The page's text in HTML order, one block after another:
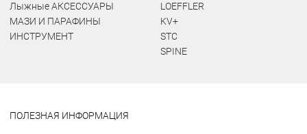
Лыжные АКСЕССУАРЫ
МАЗИ И ПАРАФИНЫ
ИНСТРУМЕНТ
LOEFFLER
KV+
STC
SPINE
ПОЛЕЗНАЯ ИНФОРМАЦИЯ